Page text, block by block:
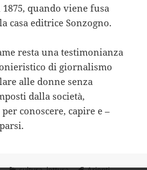
quando viene fusa
casa editrice Sonzogno.
resta una testimonianza
di giornalismo
alle donne senza
dalla società,
conoscere, capire e –